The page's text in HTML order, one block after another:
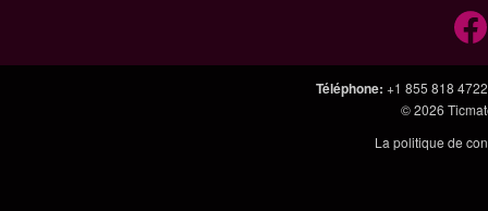
Téléphone: +1 855 818 4722
© 2026
La politique de